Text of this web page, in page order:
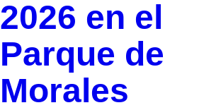
2026 en el
Parque de
Morales